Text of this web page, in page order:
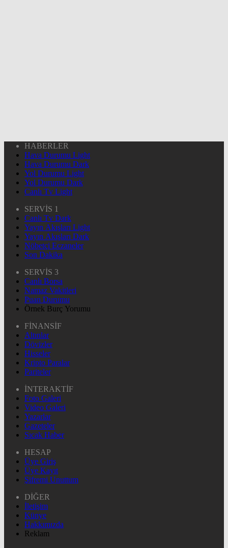
HABERLER
Hava Durumu Light
Hava Durumu Dark
Yol Durumu Light
Yol Durumu Dark
Canlı Tv Light
SERVİS 1
Canlı Tv Dark
Yayın Akışları Light
Yayın Akışları Dark
Nöbetçi Eczaneler
Son Dakika
SERVİS 3
Canlı Borsa
Namaz Vakitleri
Puan Durumu
Örnek Burç Yorumu
FİNANSİF
Altınlar
Dövizler
Hisseler
Kripto Paralar
Pariteler
İNTERAKTİF
Foto Galeri
Video Galeri
Yazarlar
Gazeteler
Sıcak Haber
HESAP
Üye Giriş
Üye Kayıt
Şifremi Unuttum
DİĞER
İletişim
Künye
Hakkımızda
Reklam